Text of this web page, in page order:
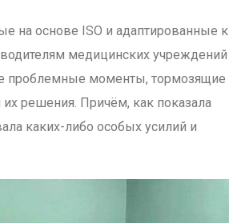
на основе ISO и адаптированные к
медицинских учреждений
проблемные моменты, тормозящие
решения. Причём, как показала
каких-либо особых усилий и